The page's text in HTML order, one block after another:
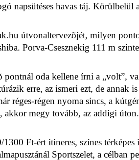
napsütéses havas táj. Körülbelül
útvonaltervezõjét, milyen
Porva-Csesznekig 111 m
oda kellene írni a „volt”,
erre, az ismeri ezt, de
réges-régen nyoma sincs, a
akkor megy tovább, az addigi úton.
Ft-ért itineres, színes
Sportszelet, a célban